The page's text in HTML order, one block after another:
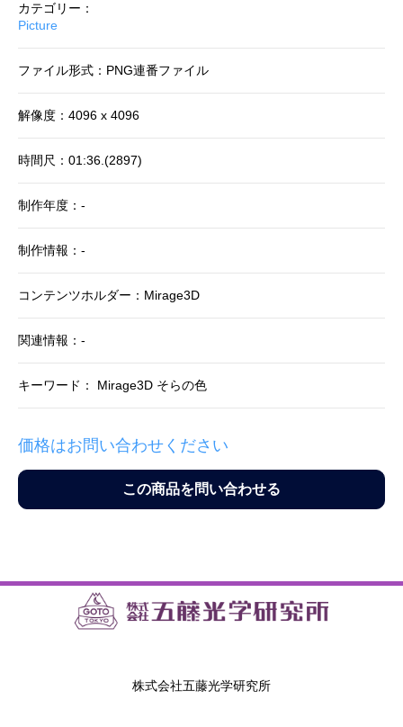
カテゴリー：
Picture
ファイル形式：PNG連番ファイル
解像度：4096 x 4096
時間尺：01:36.(2897)
制作年度：-
制作情報：-
コンテンツホルダー：Mirage3D
関連情報：-
キーワード： Mirage3D そらの色
価格はお問い合わせください
この商品を問い合わせる
株式会社五藤光学研究所